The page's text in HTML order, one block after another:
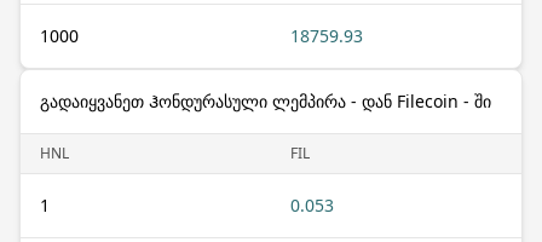
1000 18759.93
გადაიყვანეთ Ჰონდურასული ლემპირა - დან Filecoin - ში
HNL FIL
1 0.053